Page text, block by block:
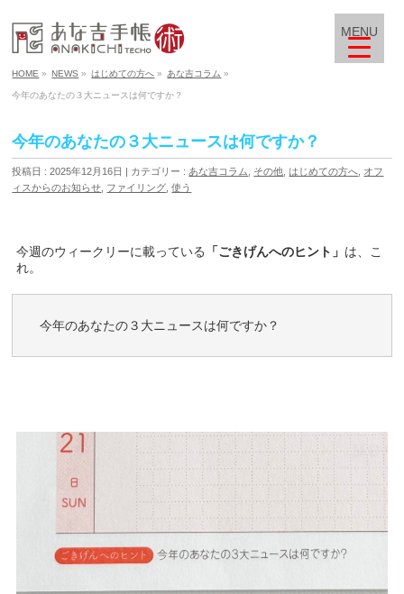
HOME » NEWS » はじめての方へ » あな吉コラム »
今年のあなたの３大ニュースは何ですか？
今年のあなたの３大ニュースは何ですか？
投稿日 : 2025年12月16日 カテゴリー : あな吉コラム その他 ,はじめての方へ オフ
ィスからのお知らせ ファイリング ,使う
今週のウィークリーに載っている 「ごきげんへのヒント」 は、こ
れ。
今年のあなたの３大ニュースは何ですか？
MENU